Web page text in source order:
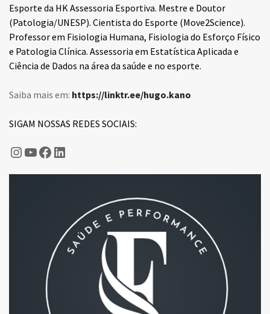
Esporte da HK Assessoria Esportiva. Mestre e Doutor
(Patologia/UNESP). Cientista do Esporte (Move2Science).
Professor em Fisiologia Humana, Fisiologia do Esforço Físico
e Patologia Clínica. Assessoria em Estatística Aplicada e
Ciência de Dados na área da saúde e no esporte.
Saiba mais em: https://linktr.ee/hugo.kano
SIGAM NOSSAS REDES SOCIAIS:
Hugo KanoFisiologia do Esporte
Fisiologia do Esporte
LinkedIn